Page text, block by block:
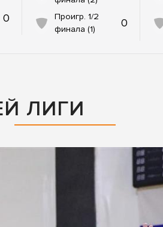
0
Проигр. 1/2
финала (1)
0
ЛИГИ